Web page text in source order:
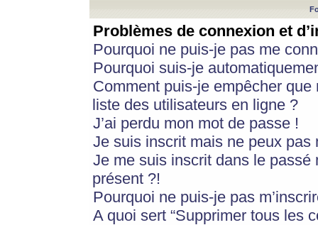
Problèmes de connexion et
Pourquoi ne puis-je pas me
Pourquoi suis-je
Comment puis-je empêcher
liste des utilisateurs en ligne ?
J’ai perdu mon mot de passe !
Je suis inscrit mais ne peux pas
Je me suis inscrit dans le
présent ?!
Pourquoi ne puis-je pas
A quoi sert “Supprimer tous les